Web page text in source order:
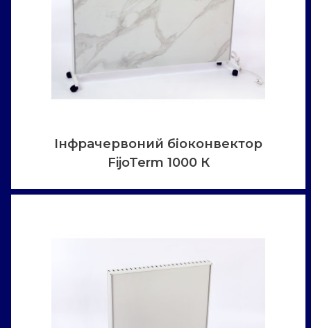
Інфрачервоний біоконвектор
FijoTerm 1000 К